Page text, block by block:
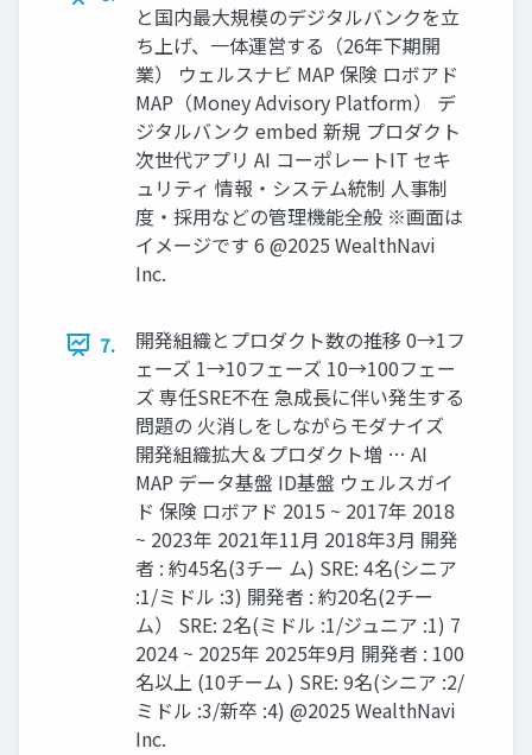
と国内最⼤規模のデジタルバンクを⽴
ち上げ、⼀体運営する（26年下期開
業） ウェルスナビ MAP 保険 ロボアド
MAP（Money Advisory Platform） デ
ジタルバンク embed 新規 プロダクト
次世代アプリ AI コーポレートIT セキ
ュリティ 情報‧システム統制 ⼈事制
度‧採⽤などの管理機能全般 ※画面は
イメージです 6 @2025 WealthNavi
Inc.
7.
開発組織とプロダクト数の推移 0→1フ
ェーズ 1→10フェーズ 10→100フェー
ズ 専任SRE不在 急成⻑に伴い発⽣する
問題の ⽕消しをしながらモダナイズ
開発組織拡大＆プロダクト増 … AI
MAP データ基盤 ID基盤 ウェルスガイ
ド 保険 ロボアド 2015 ~ 2017年 2018
~ 2023年 2021年11月 2018年3月 開発
者 : 約45名(3チー ム) SRE: 4名(シニア
:1/ミドル :3) 開発者 : 約20名(2チー
ム） SRE: 2名(ミドル :1/ジュニア :1) 7
2024 ~ 2025年 2025年9月 開発者 : 100
名以上 (10チーム ) SRE: 9名(シニア :2/
ミドル :3/新卒 :4) @2025 WealthNavi
Inc.